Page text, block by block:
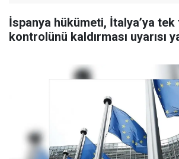
İspanya hükümeti, İtalya’ya tek
kontrolünü kaldırması uyarısı